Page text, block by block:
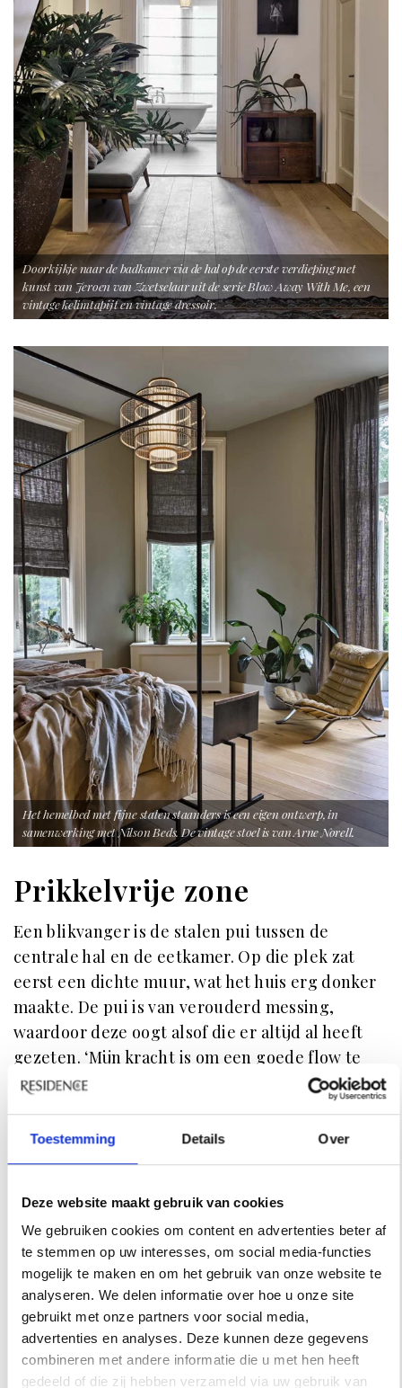
Toestemming Details Over
Deze website maakt gebruik van cookies
We gebruiken cookies om content en advertenties beter af
te stemmen op uw interesses, om social media-functies
mogelijk te maken en om het gebruik van onze website te
analyseren. We delen informatie over hoe u onze site
gebruikt met onze partners voor social media,
advertenties en analyses. Deze kunnen deze gegevens
combineren met andere informatie die u met hen heeft
gedeeld of die zij hebben verzameld via uw gebruik van
Doorkijkje naar de badkamer via de hal op de eerste verdieping met
kunst van Jeroen van Zwetselaar uit de serie Blow Away With Me, een
vintage kelimtapijt en vintage dressoir.
Het hemelbed met fijne stalen staanders is een eigen ontwerp, in
samenwerking met Nilson Beds. De vintage stoel is van Arne Norell.
Prikkelvrije zone
Een blikvanger is de stalen pui tussen de
centrale hal en de eetkamer. Op die plek zat
eerst een dichte muur, wat het huis erg donker
maakte. De pui is van verouderd messing,
waardoor deze oogt alsof die er altijd al heeft
gezeten. ‘Mijn kracht is om een goede flow te
creëren in een huis,’ zegt Van Zwetselaar. ‘Dat
luistert heel nauw. De basisstructuur die we
aanbrengen is zo belangrijk: door ruimtes met
elkaar te verbinden ontstaat er beweging. Een
ruimtes evenveel worden benut. En ook als je
vóelt waar je bent: in het bos, op het platteland
of zoals hier bij de duinen.’ De studio van de
interieurontwerper bevindt zich in een oude
fabriek in Bloemendaal. Zijn wens was om in dit
huis een eigen atelier in te richten. Een
prikkelvrije zone waar hij zich in alle rust kan